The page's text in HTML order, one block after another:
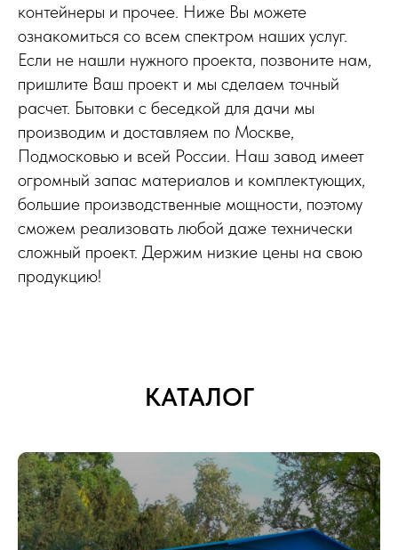
контейнеры и прочее. Ниже Вы можете
ознакомиться со всем спектром наших услуг.
Если не нашли нужного проекта, позвоните нам,
пришлите Ваш проект и мы сделаем точный
расчет. Бытовки с беседкой для дачи мы
производим и доставляем по Москве,
Подмосковью и всей России. Наш завод имеет
огромный запас материалов и комплектующих,
большие производственные мощности, поэтому
сможем реализовать любой даже технически
сложный проект. Держим низкие цены на свою
продукцию!
КАТАЛОГ